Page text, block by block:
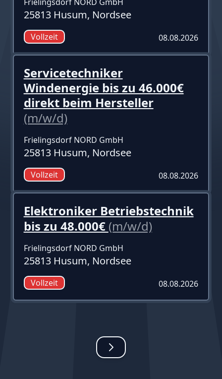
25813 Husum, Nordsee
Vollzeit 08.08.2026
Servicetechniker
Windenergie bis zu 46.000€
direkt beim Hersteller
(m/w/d)
Frielingsdorf NORD GmbH
25813 Husum, Nordsee
Vollzeit 08.08.2026
Elektroniker Betriebstechnik
bis zu 48.000€ (m/w/d)
Frielingsdorf NORD GmbH
25813 Husum, Nordsee
Vollzeit 08.08.2026